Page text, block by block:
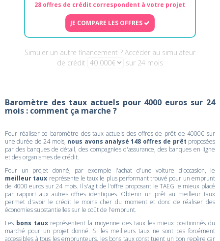
28 offres de crédit correspondent à votre projet
JE COMPARE LES OFFRES
Simuler un autre financement ? Accéder au simulateur
de crédit
sur 24 mois
Baromètre des taux actuels pour 4000 euros sur 24
mois : comment ça marche ?
Pour réaliser ce baromètre des taux actuels des offres de prêt de 4000€ sur
une durée de 24 mois, nous avons analysé 148 offres de prêt proposées
par des banques de détail, des compagnies d'assurance, des banques en ligne
et des organismes de crédit.
Pour un projet donné, par exemple l'achat d'une voiture d'occasion, le
meilleur taux représente le taux le plus performant trouvé pour un emprunt
de 4000 euros sur 24 mois. Il s'agit de l'offre proposant le TAEG le mieux placé
par rapport aux autres offres identiques. Obtenir un prêt au meilleur taux
permet d'avoir le crédit le moins cher du moment et donc de réaliser des
économies substantielles sur le coût de l'emprunt.
Les bons tauxreprésentent la moyenne des taux les mieux positionnés du
marché pour un projet donné. Si les meilleurs taux ne sont pas forcément
accessibles à tous les emprunteurs, les bons taux constituent un bon repère car